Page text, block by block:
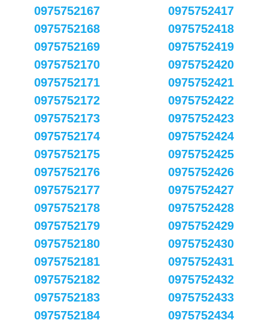
0975752167
0975752168
0975752169
0975752170
0975752171
0975752172
0975752173
0975752174
0975752175
0975752176
0975752177
0975752178
0975752179
0975752180
0975752181
0975752182
0975752183
0975752184
0975752417
0975752418
0975752419
0975752420
0975752421
0975752422
0975752423
0975752424
0975752425
0975752426
0975752427
0975752428
0975752429
0975752430
0975752431
0975752432
0975752433
0975752434